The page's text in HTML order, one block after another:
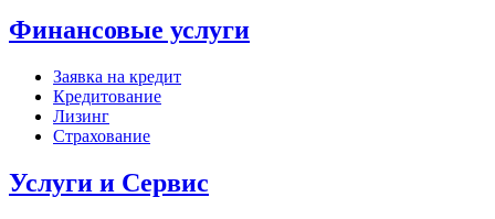
Финансовые услуги
Заявка на кредит
Кредитование
Лизинг
Страхование
Услуги и Сервис